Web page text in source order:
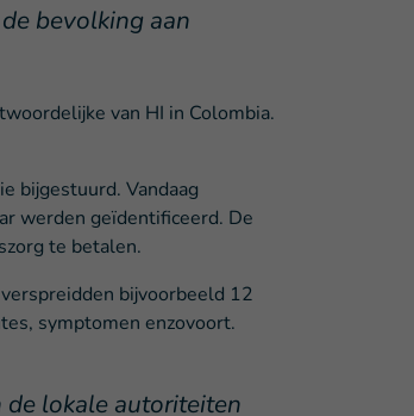
bevolking aan
van HI in Colombia.
bijgestuurd. Vandaag
werden geïdentificeerd. De
te betalen.
bijvoorbeeld 12
symptomen enzovoort.
de lokale autoriteiten